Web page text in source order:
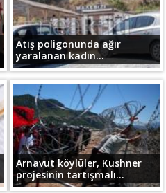
Atış poligonunda ağır
yaralanan kadın...
Arnavut köylüler, Kushner
projesinin tartışmalı...